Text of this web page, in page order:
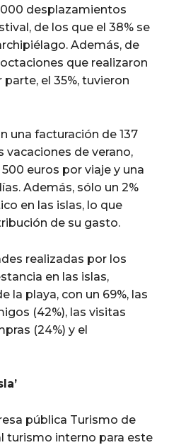
desplazamientos
de los que el 38% se
Además, de
que realizaron
el 35%, tuvieron
una facturación de 137
vacaciones de verano,
euros por viaje y una
Además, sólo un 2%
en las islas, lo que
de su gasto.
realizadas por los
en las islas,
la playa, con un 69%, las
(42%), las visitas
(24%) y el
pública Turismo de
turismo interno para este